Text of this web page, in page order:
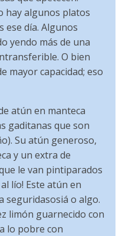
hay algunos platos
ese día. Algunos
yendo más de una
O bien
mayor capacidad; eso
atún en manteca
gaditanas que son
Su atún generoso,
y un extra de
le van pintiparados
lío! Este atún en
seguridasosiá o algo.
limón guarnecido con
lo pobre con